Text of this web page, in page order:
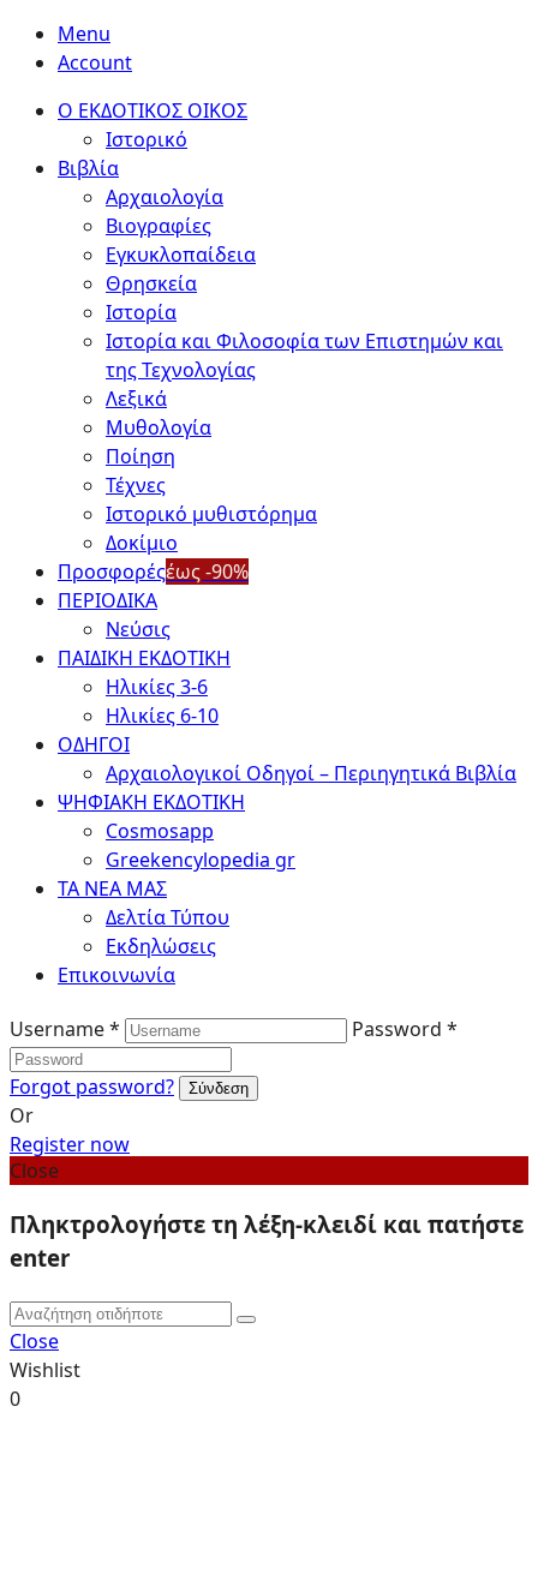
Menu
Account
Ο ΕΚΔΟΤΙΚΟΣ ΟΙΚΟΣ
Ιστορικό
Βιβλία
Αρχαιολογία
Βιογραφίες
Εγκυκλοπαίδεια
Θρησκεία
Ιστορία
Ιστορία και Φιλοσοφία των Επιστημών και
της Τεχνολογίας
Λεξικά
Μυθολογία
Ποίηση
Τέχνες
Ιστορικό μυθιστόρημα
Δοκίμιο
Προσφορέςέως -90%
ΠΕΡΙΟΔΙΚΑ
Νεύσις
ΠΑΙΔΙΚΗ ΕΚΔΟΤΙΚΗ
Ηλικίες 3-6
Ηλικίες 6-10
ΟΔΗΓΟΙ
Αρχαιολογικοί Οδηγοί – Περιηγητικά Βιβλία
ΨΗΦΙΑΚΗ ΕΚΔΟΤΙΚΗ
Cosmosapp
Greekencylopedia gr
ΤΑ ΝΕΑ ΜΑΣ
Δελτία Τύπου
Εκδηλώσεις
Επικοινωνία
Username * Password *
Forgot password?
Or
Register now
Close
Πληκτρολογήστε τη λέξη-κλειδί και πατήστε
enter
Close
Wishlist
0